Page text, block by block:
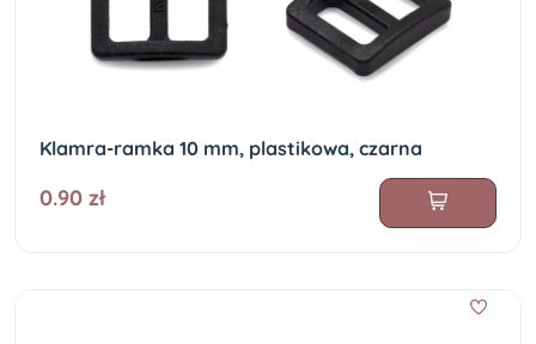
Klamra-ramka 10 mm, plastikowa, czarna
0.90 zł